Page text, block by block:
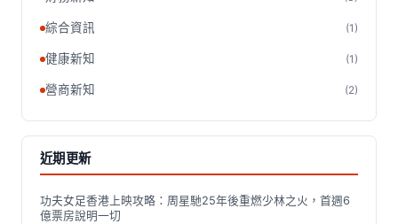
綜合資訊 (1)
健康新知 (1)
營商新知 (2)
近期更新
功夫女足香港上映攻略：周星馳25年後重燃少林之火，首週6
億票房說明一切